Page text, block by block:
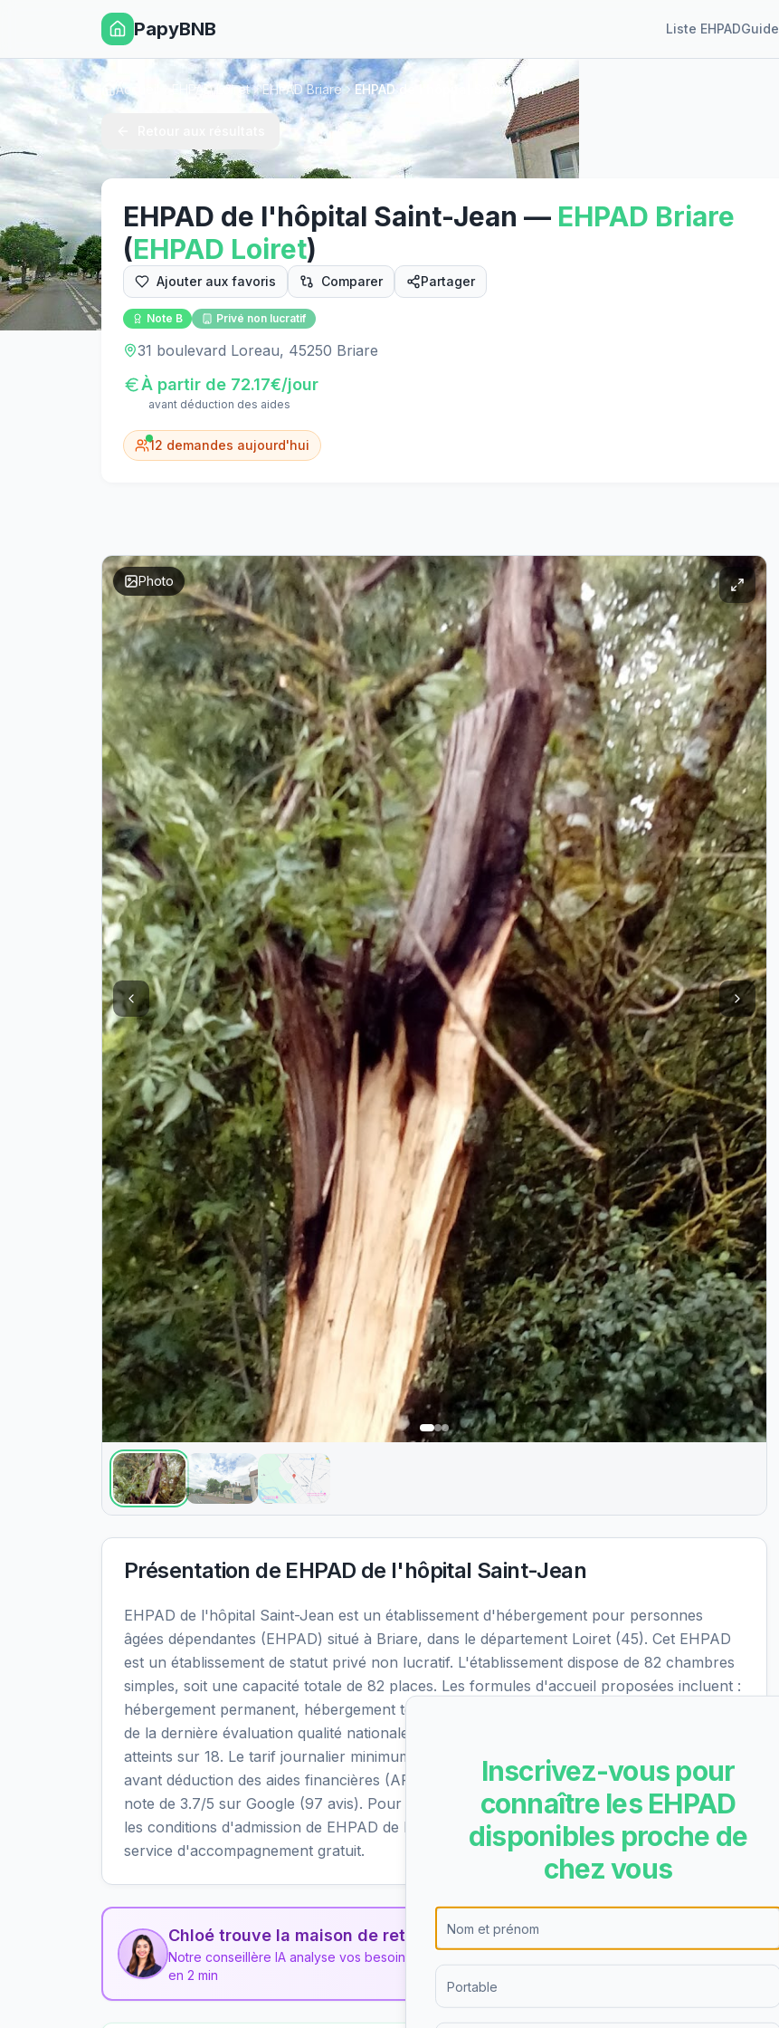
PapyBNB Liste EHPADGuide
Accueil EHPAD Loiret EHPAD Briare EHPAD de l'hôpital Saint-Jean
EHPAD de l'hôpital Saint-Jean — EHPAD Briare
(EHPAD Loiret)
Ajouter aux favoris Comparer Partager
Note B Privé non lucratif
31 boulevard Loreau, 45250 Briare
À partir de 72.17€/jour
avant déduction des aides
12 demandes aujourd'hui
Photo
Présentation de EHPAD de l'hôpital Saint-Jean
EHPAD de l'hôpital Saint-Jean est un établissement d'hébergement pour personnes
âgées dépendantes (EHPAD) situé à Briare, dans le département Loiret (45). Cet EHPAD
est un établissement de statut privé non lucratif. L'établissement dispose de 82 chambres
simples, soit une capacité totale de 82 places. Les formules d'accueil proposées incluent :
hébergement permanent, hébergement temporaire, accueil de jour, accueil de nuit. Lors
de la dernière évaluation qualité nationale, cet EHPAD a obtenu la note B avec 16 critères
atteints sur 18. Le tarif journalier minimum est de 72.17€/jour, soit environ 2201€ par mois
avant déduction des aides financières (APA, ASH, APL). Les familles lui attribuent une
note de 3.7/5 sur Google (97 avis). Pour en savoir plus sur les tarifs, les disponibilités et
les conditions d'admission de EHPAD de l'hôpital Saint-Jean, vous pouvez utiliser notre
service d'accompagnement gratuit.
Chloé trouve la maison de retraite idéale pour vous
Notre conseillère IA analyse vos besoins et vous recommande les 3 meilleurs établissements
en 2 min
→
Inscrivez-vous pour
connaître les EHPAD
disponibles proche de
chez vous